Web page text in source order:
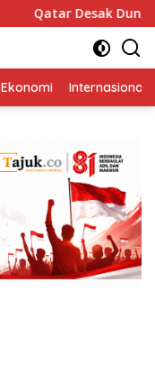
Qatar Desak Dunia
Ekonomi Internasional